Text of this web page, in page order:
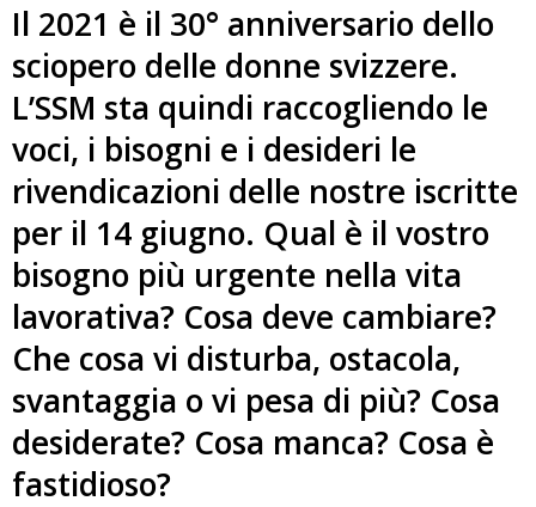
Il 2021 è il 30° anniversario dello
sciopero delle donne svizzere.
L’SSM sta quindi raccogliendo le
voci, i bisogni e i desideri le
rivendicazioni delle nostre iscritte
per il 14 giugno. Qual è il vostro
bisogno più urgente nella vita
lavorativa? Cosa deve cambiare?
Che cosa vi disturba, ostacola,
svantaggia o vi pesa di più? Cosa
desiderate? Cosa manca? Cosa è
fastidioso?